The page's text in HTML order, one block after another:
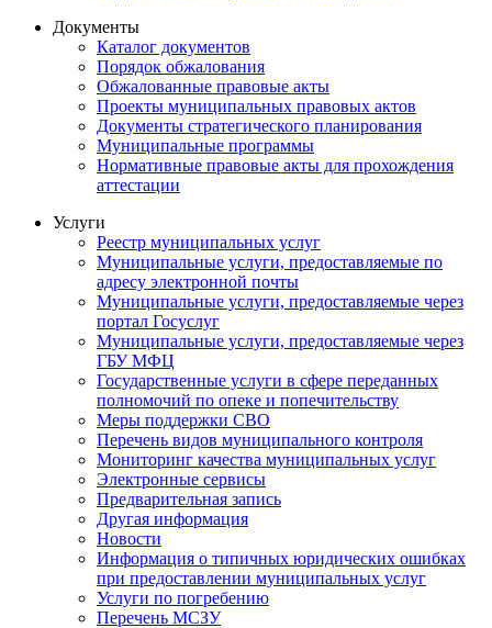
Документы
Каталог документов
Порядок обжалования
Обжалованные правовые акты
Проекты муниципальных правовых актов
Документы стратегического планирования
Муниципальные программы
Нормативные правовые акты для прохождения
аттестации
Услуги
Реестр муниципальных услуг
Муниципальные услуги, предоставляемые по
адресу электронной почты
Муниципальные услуги, предоставляемые через
портал Госуслуг
Муниципальные услуги, предоставляемые через
ГБУ МФЦ
Государственные услуги в сфере переданных
полномочий по опеке и попечительству
Меры поддержки СВО
Перечень видов муниципального контроля
Мониторинг качества муниципальных услуг
Электронные сервисы
Предварительная запись
Другая информация
Новости
Информация о типичных юридических ошибках
при предоставлении муниципальных услуг
Услуги по погребению
Перечень МСЗУ